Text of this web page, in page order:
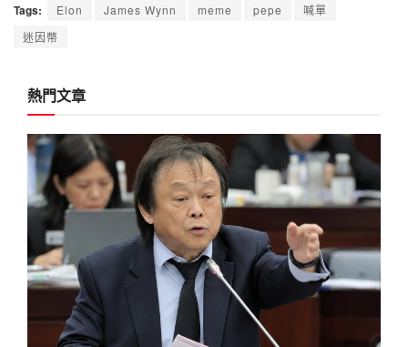
Tags: Elon James Wynn meme pepe
喊單
迷因幣
熱門文章